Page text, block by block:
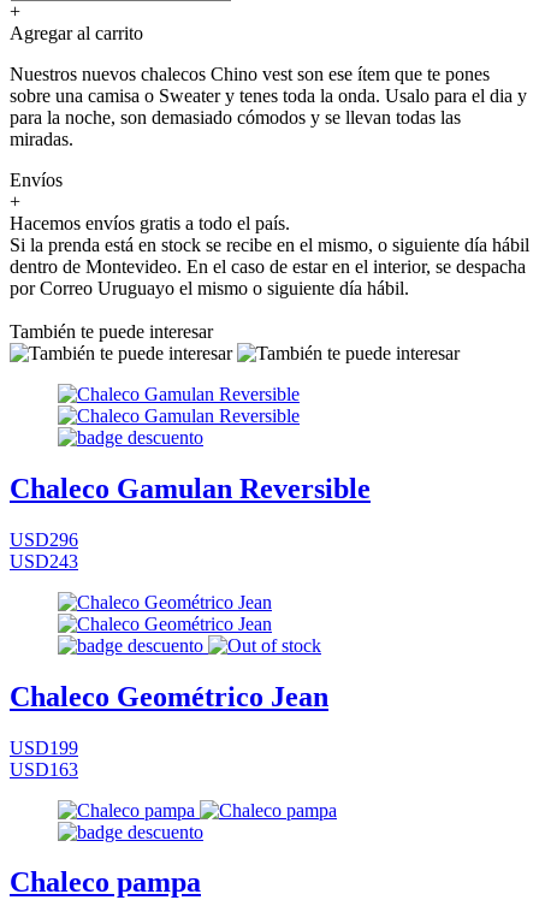
+
Agregar al carrito
Nuestros nuevos chalecos Chino vest son ese ítem que te pones
sobre una camisa o Sweater y tenes toda la onda. Usalo para el dia y
para la noche, son demasiado cómodos y se llevan todas las
miradas.
Envíos
+
Hacemos envíos gratis a todo el país.
Si la prenda está en stock se recibe en el mismo, o siguiente día hábil
dentro de Montevideo. En el caso de estar en el interior, se despacha
por Correo Uruguayo el mismo o siguiente día hábil.
También te puede interesar
Chaleco Gamulan Reversible
USD296
USD243
Chaleco Geométrico Jean
USD199
USD163
Chaleco pampa